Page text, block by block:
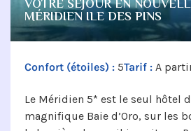
VOTRE SÉJOUR EN
MÉRIDIEN ILE DES PINS
Confort (étoiles) : 5Tarif : A
Le Méridien 5* est le seul hôtel
magnifique Baie d’Oro, sur les